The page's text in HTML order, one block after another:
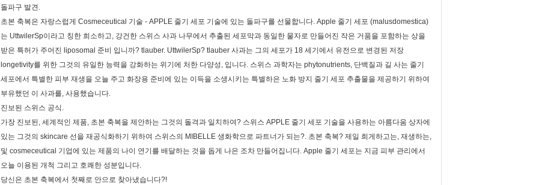
돌파구 발견.
초본 축복은 자랑스럽게 Cosmeceutical 기술 - APPLE 줄기 세포 기술에 있는 돌파구를 선물합니다. Apple 줄기 세포 (malusdomestica)
는 UttwilerSp이라고 칭한 희소하고, 강건한 스위스 사과 나무에서 추출된 세포막과 동일한 물자로 만들어진 작은 거품을 포함하는 상을
받은 특허가 주어진 liposomal 준비 입니까? tlauber. UttwilerSp? tlauber 사과는 그의 세포가 18 세기에서 유전으로 변경된 저장
longetivity를 위한 그것의 유일한 능력을 강화하는 위기에 처한 다양성, 입니다. 스위스 과학자는 phytonutrients, 단백질과 길 사는 줄기
세포에서 특별한 피부 재생을 오늘 주고 화장용 준비에 있는 이득을 소생시키는 특별하은 노화 방지 줄기 세포 추출물을 제공하기 위하여
부유했던 이 사과를, 사용했습니다.
진보된 스위스 공식.
가장 진보된, 세계적인 제품, 초본 축복을 제안하는 그것의 돌격과 일치하여? 스위스 APPLE 줄기 세포 기술을 사용하는 아름다움 상자에
있는 그것의 skincare 선을 재공식화하기 위하여 스위스의 MIBELLE 생화학으로 파트너가 되는?. 초본 축복? 제일 희게하고는, 재생하는,
및 cosmeceutical 기업에 있는 제품의 나이 연기를 배달하는 것을 돕게 나은 조차 만들어집니다. Apple 줄기 세포는 지금 피부 관리에서
오늘 이용된 개척 그리고 호쾌한 성분입니다.
당신은 초본 축복에서 첫째로 안으로 찾아냈습니다?!